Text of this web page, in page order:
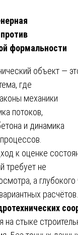
формальности
объект —
где
механики
потоков,
и динамика
к оценке
требует не
а
на стыке